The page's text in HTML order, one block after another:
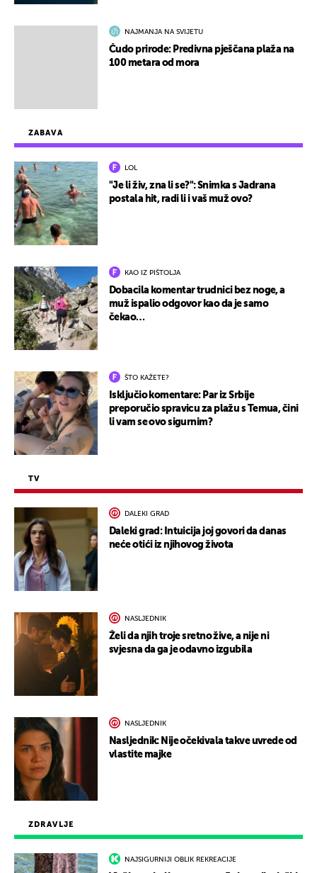
ZDRAVLJE
NAJSIGURNIJI OBLIK REKREACIJE
ZABAVA
LOL
"Je li živ, zna li se?": Snimka s Jadrana
postala hit, radi li i vaš muž ovo?
KAO IZ PIŠTOLJA
Dobacila komentar trudnici bez noge, a
muž ispalio odgovor kao da je samo
čekao…
ŠTO KAŽETE?
Isključio komentare: Par iz Srbije
preporučio spravicu za plažu s Temua, čini
li vam se ovo sigurnim?
TV
DALEKI GRAD
Daleki grad: Intuicija joj govori da danas
neće otići iz njihovog života
NASLJEDNIK
Želi da njih troje sretno žive, a nije ni
svjesna da ga je odavno izgubila
NASLJEDNIK
Nasljednik: Nije očekivala takve uvrede od
vlastite majke
NAJMANJA NA SVIJETU
Čudo prirode: Predivna pješčana plaža na
100 metara od mora